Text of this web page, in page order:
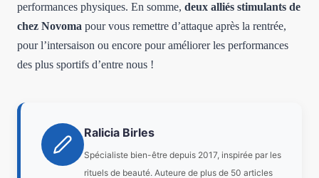
performances physiques. En somme, deux alliés stimulants de
chez Novoma pour vous remettre d’attaque après la rentrée,
pour l’intersaison ou encore pour améliorer les performances
des plus sportifs d’entre nous !
Ralicia Birles
Spécialiste bien-être depuis 2017, inspirée par les
rituels de beauté. Auteure de plus de 50 articles